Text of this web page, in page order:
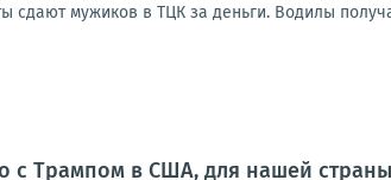
сдают мужиков в ТЦК за деньги. Водилы
с Трампом в США, для нашей